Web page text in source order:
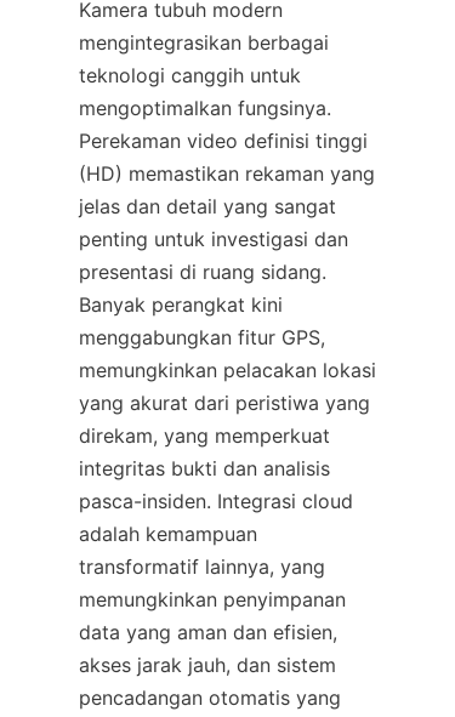
Kamera tubuh modern
mengintegrasikan berbagai
teknologi canggih untuk
mengoptimalkan fungsinya.
Perekaman video definisi tinggi
(HD) memastikan rekaman yang
jelas dan detail yang sangat
penting untuk investigasi dan
presentasi di ruang sidang.
Banyak perangkat kini
menggabungkan fitur GPS,
memungkinkan pelacakan lokasi
yang akurat dari peristiwa yang
direkam, yang memperkuat
integritas bukti dan analisis
pasca-insiden. Integrasi cloud
adalah kemampuan
transformatif lainnya, yang
memungkinkan penyimpanan
data yang aman dan efisien,
akses jarak jauh, dan sistem
pencadangan otomatis yang